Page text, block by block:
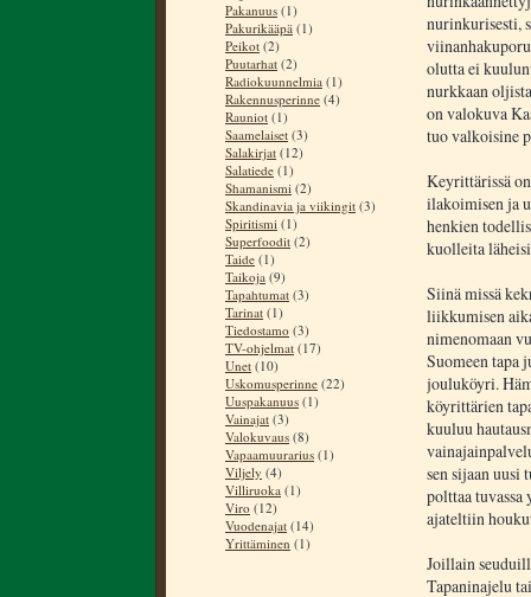
Pakanuus (1)
Pakurikääpä (1)
Peikot (2)
Puutarhat (2)
Radiokuunnelmia (1)
Rakennusperinne (4)
Rauniot (1)
Saamelaiset (3)
Salakirjat (12)
Salatiede (1)
Shamanismi (2)
Skandinavia ja viikingit (3)
Spiritismi (1)
Superfoodit (2)
Taide (1)
Taikoja (9)
Tapahtumat (3)
Tarinat (1)
Tiedostamo (3)
TV-ohjelmat (17)
Unet (10)
Uskomusperinne (22)
Uuspakanuus (1)
Vainajat (3)
Valokuvaus (8)
Vapaamuurarius (1)
Viljely (4)
Villiruoka (1)
Viro (12)
Vuodenajat (14)
Yrittäminen (1)
nurinkurisesti,
olutta ei
nurkkaan
on valokuva
tuo valkoisine
Keyrittärissä
ilakoimisen ja
henkien
kuolleita
Siinä missä
liikkumisen
nimenomaan
Suomeen tapa
jouluköyri.
köyrittärien
kuuluu
sen sijaan uusi
polttaa tuvassa
ajateltiin
Joillain
Tapaninajelu